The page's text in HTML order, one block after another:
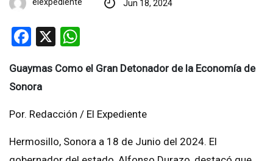
elexpediente Jun 18, 2024
Facebook
X
Guaymas Como el Gran Detonador de la Economía de
Sonora
Por. Redacción / El Expediente
Hermosillo, Sonora a 18 de Junio del 2024. El